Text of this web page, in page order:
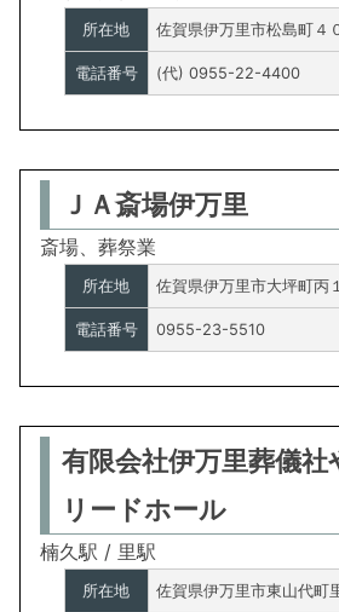
所在地 佐賀県伊万里市松島町４
電話番号 (代) 0955-22-4400
ＪＡ斎場伊万里
斎場、葬祭業
所在地 佐賀県伊万里市大坪町丙
電話番号 0955-23-5510
有限会社伊万里葬儀
リードホール
楠久駅 / 里駅
所在地 佐賀県伊万里市東山代町